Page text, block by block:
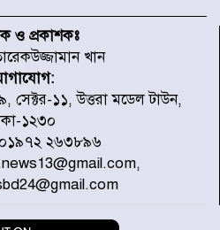
ওয়ার্ডের সড়কে নেমপ্লেট
উদ্যোগ চান মিয়া ব্যাপারীর
ঝোড়ো হাওয়াসহ বজ্রবৃষ্টির
ও সিলেটে সড়ক দুর্ঘটনায় নিহত
ও প্রকাশকঃ
খান
১১, উত্তরা মডেল টাউন,
১২৩০
২৬৩৮৯৬